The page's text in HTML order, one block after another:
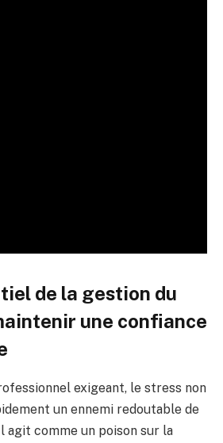
de la gestion du
une confiance
exigeant, le stress non
un ennemi redoutable de
agit comme un poison sur la